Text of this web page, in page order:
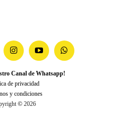
Canal de Whatsapp!
de privacidad
y condiciones
©2026